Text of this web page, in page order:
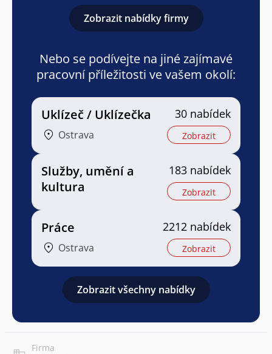
Zobrazit nabídky firmy
Nebo se podívejte na jiné zajímavé
pracovní příležitosti ve vašem okolí:
Uklízeč / Uklízečka
Ostrava
30 nabídek
Zobrazit
Služby, umění a
kultura
183 nabídek
Zobrazit
Práce
Ostrava
2212 nabídek
Zobrazit
Zobrazit všechny nabídky
Firma